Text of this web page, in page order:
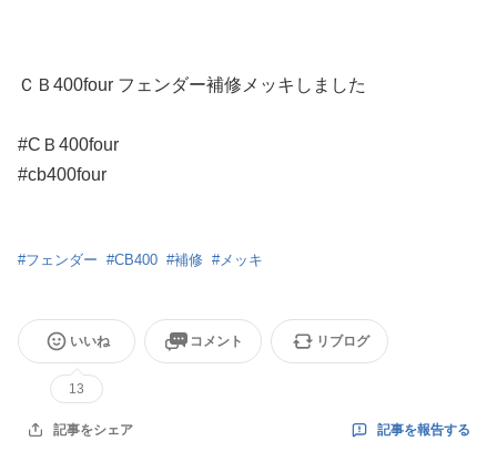
ＣＢ400four フェンダー補修メッキしました
#CＢ400four
#cb400four
#フェンダー #CB400 #補修 #メッキ
いいね
13
コメント リブログ
記事をシェア 記事を報告する